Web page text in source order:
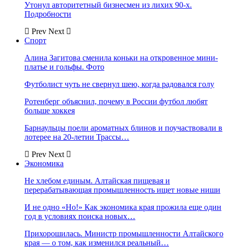
Утонул авторитетный бизнесмен из лихих 90-х.
Подробности
Prev Next
Спорт
Алина Загитова сменила коньки на откровенное мини-
платье и гольфы. Фото
Футболист чуть не свернул шею, когда радовался голу
Ротенберг объяснил, почему в России футбол любят
больше хоккея
Барнаульцы поели ароматных блинов и поучаствовали в
лотерее на 20-летии Трассы…
Prev Next
Экономика
Не хлебом единым. Алтайская пищевая и
перерабатывающая промышленность ищет новые ниши
И не одно «Но!» Как экономика края прожила еще один
год в условиях поиска новых…
Прихорошилась. Министр промышленности Алтайского
края — о том, как изменился реальный…